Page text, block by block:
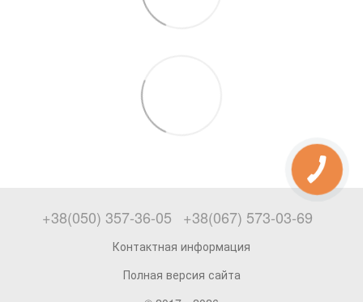
+38(050) 357-36-05 +38(067) 573-03-69
Контактная информация
Полная версия сайта